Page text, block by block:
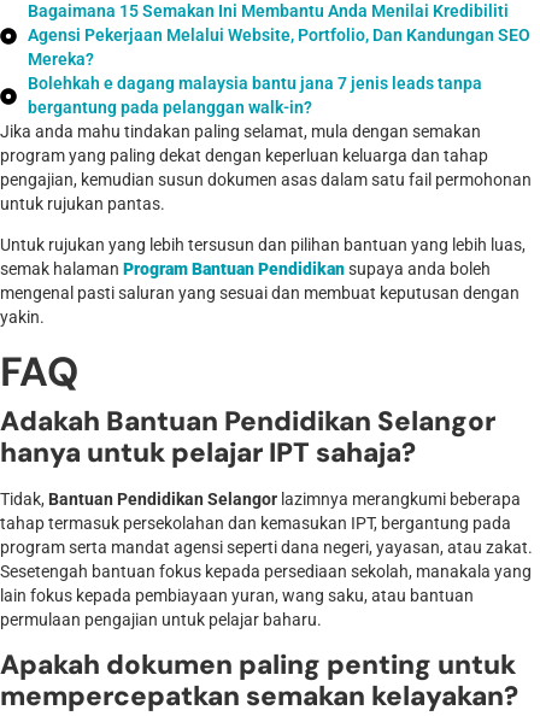
Bagaimana 15 Semakan Ini Membantu Anda Menilai Kredibiliti
Agensi Pekerjaan Melalui Website, Portfolio, Dan Kandungan SEO
Mereka?
Bolehkah e dagang malaysia bantu jana 7 jenis leads tanpa
bergantung pada pelanggan walk-in?
Jika anda mahu tindakan paling selamat, mula dengan semakan
program yang paling dekat dengan keperluan keluarga dan tahap
pengajian, kemudian susun dokumen asas dalam satu fail permohonan
untuk rujukan pantas.
Untuk rujukan yang lebih tersusun dan pilihan bantuan yang lebih luas,
semak halaman Program Bantuan Pendidikansupaya anda boleh
mengenal pasti saluran yang sesuai dan membuat keputusan dengan
yakin.
FAQ
Adakah Bantuan Pendidikan Selangor
hanya untuk pelajar IPT sahaja?
Tidak, Bantuan Pendidikan Selangor lazimnya merangkumi beberapa
tahap termasuk persekolahan dan kemasukan IPT, bergantung pada
program serta mandat agensi seperti dana negeri, yayasan, atau zakat.
Sesetengah bantuan fokus kepada persediaan sekolah, manakala yang
lain fokus kepada pembiayaan yuran, wang saku, atau bantuan
permulaan pengajian untuk pelajar baharu.
Apakah dokumen paling penting untuk
mempercepatkan semakan kelayakan?